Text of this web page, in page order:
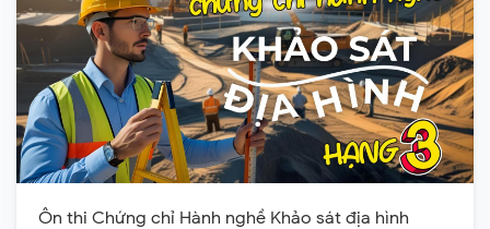
Ôn thi Chứng chỉ Hành nghề Khảo sát địa hình